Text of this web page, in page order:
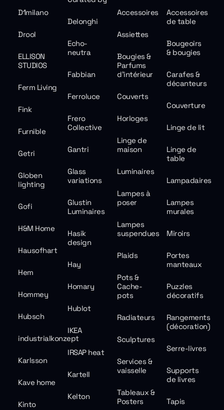
D1milano
Delonghi
Drool
Echo-
neutra
ELLISON
STUDIOS
Fabbian
Ferm Living
Ferroluce
Fink
Frero
Collective
Furnible
Gantri
Getri
Glass
variations
Globen
lighting
Glustin
Luminaires
Gofi
H&M Home
Hasik
design
Hausofhart
Hay
Hem
Homary
Hommey
Hublot
Hubsch
IKEA
industrialkonzept
IRSAP heat
Karlsson
Kartell
Kave home
Kelton
Kinto
Accessoires
Accessoires
de table
Assiettes
Bougeoirs
& bougies
Bougies &
Parfums
d'intérieur
Carafes &
décanteurs
Couverts
Couverture
Horloges
Linge de lit
Linge de
maison
Linge de
table
Luminaires
Lampadaires
Lampes à
poser
Lampes
murales
Lampes
suspendues
Miroirs
Plaids
Portes
manteaux
Pots &
Cache-
pots
Puzzles
décoratifs
Radiateurs
Rangements
(décoration)
Sculptures
Serre-livres
Services &
vaisselle
Supports
de livres
Tableaux &
Posters
Tapis